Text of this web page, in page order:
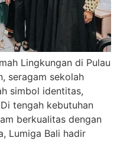
Lingkungan di Pulau
seragam sekolah
simbol identitas,
tengah kebutuhan
berkualitas dengan
Lumiga Bali hadir